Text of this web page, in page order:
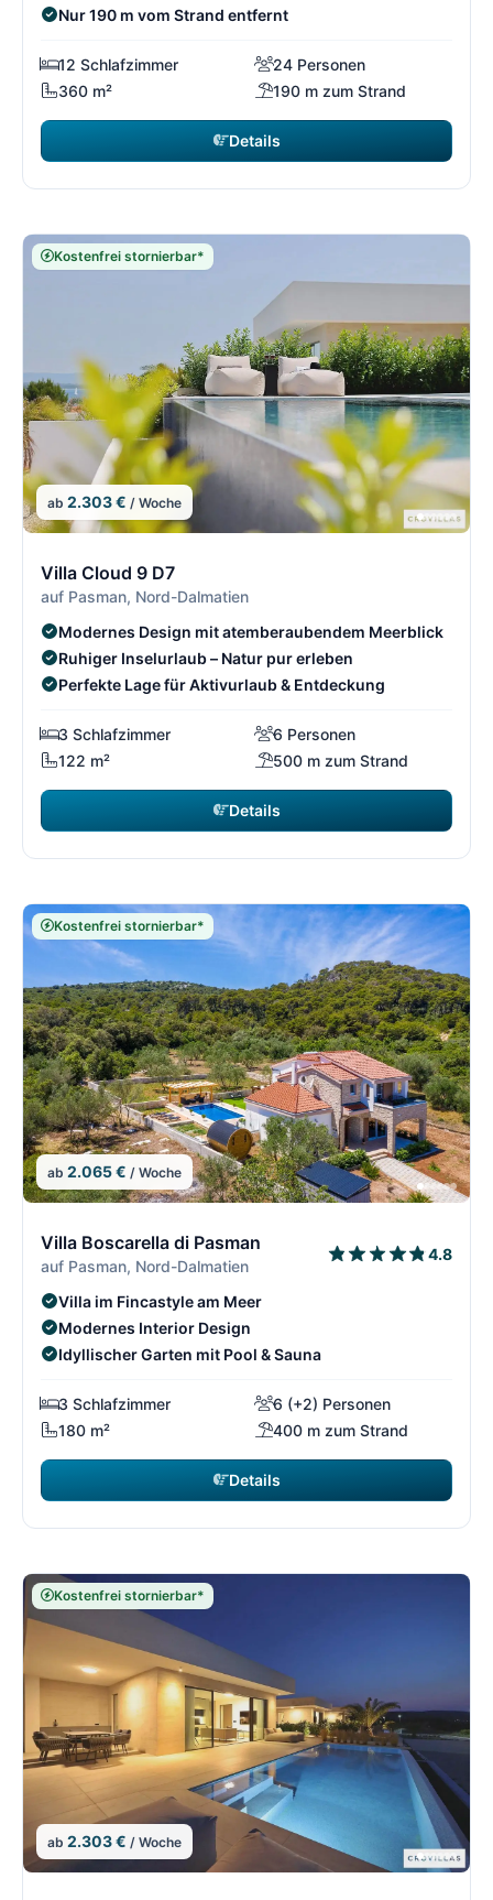
Nur 190 m vom Strand entfernt
12 Schlafzimmer
24 Personen
360 m²
190 m zum Strand
Details
Kostenfrei stornierbar*
ab 2.303 € / Woche
Villa Cloud 9 D7
auf Pasman, Nord-Dalmatien
Modernes Design mit atemberaubendem Meerblick
Ruhiger Inselurlaub – Natur pur erleben
Perfekte Lage für Aktivurlaub & Entdeckung
3 Schlafzimmer
6 Personen
122 m²
500 m zum Strand
Details
Kostenfrei stornierbar*
ab 2.065 € / Woche
Villa Boscarella di Pasman
auf Pasman, Nord-Dalmatien
4.8
Villa im Fincastyle am Meer
Modernes Interior Design
Idyllischer Garten mit Pool & Sauna
3 Schlafzimmer
6 (+2) Personen
180 m²
400 m zum Strand
Details
Kostenfrei stornierbar*
ab 2.303 € / Woche